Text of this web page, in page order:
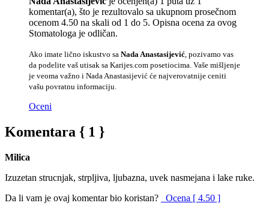
komentar(a), što je rezultovalo sa ukupnom prosečnom
ocenom 4.50 na skali od 1 do 5. Opisna ocena za ovog
Stomatologa je odličan.
Ako imate lično iskustvo sa Nada Anastasijević , pozivamo vas
da podelite vaš utisak sa Karijes.com posetiocima. Vaše mišljenje
je veoma važno i Nada Anastasijević će najverovatnije ceniti
vašu povratnu informaciju.
Oceni
Komentara { 1 }
Milica
Izuzetan strucnjak, strpljiva, ljubazna, uvek nasmejana i lake ruke.
Da li vam je ovaj komentar bio koristan?
Ocena [ 4.50 ]